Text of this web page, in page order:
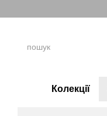
Колекції